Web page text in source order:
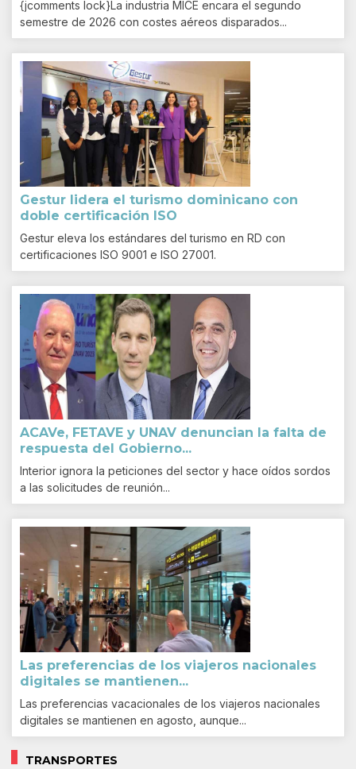
{jcomments lock}La industria MICE encara el segundo
semestre de 2026 con costes aéreos disparados...
Gestur lidera el turismo dominicano con
doble certificación ISO
Gestur eleva los estándares del turismo en RD con
certificaciones ISO 9001 e ISO 27001.
ACAVe, FETAVE y UNAV denuncian la falta de
respuesta del Gobierno...
Interior ignora la peticiones del sector y hace oídos sordos
a las solicitudes de reunión...
Las preferencias de los viajeros nacionales
digitales se mantienen...
Las preferencias vacacionales de los viajeros nacionales
digitales se mantienen en agosto, aunque...
TRANSPORTES